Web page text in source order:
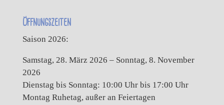
Öffnungszeiten
Saison 2026:
Samstag, 28. März 2026 – Sonntag, 8. November
2026
Dienstag bis Sonntag: 10:00 Uhr bis 17:00 Uhr
Montag Ruhetag, außer an Feiertagen